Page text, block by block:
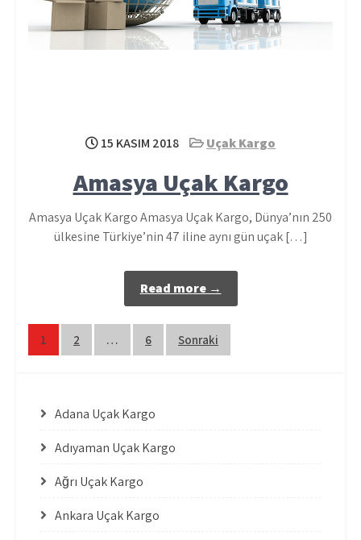
15 KASIM 2018 Uçak Kargo
Amasya Uçak Kargo
Amasya Uçak Kargo Amasya Uçak Kargo, Dünya’nın 250
ülkesine Türkiye’nin 47 iline aynı gün uçak […]
Read more →
Yazı
1 2 … 6 Sonraki
Adana Uçak Kargo
Adıyaman Uçak Kargo
Ağrı Uçak Kargo
Ankara Uçak Kargo